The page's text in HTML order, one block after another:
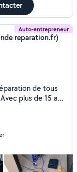
Auto-entrepreneur
reparation.fr)
de tous
plus de 15 ans
écoute.